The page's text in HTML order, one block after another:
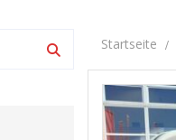
Startseite